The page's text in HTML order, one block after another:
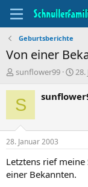
Geburtsberichte
Von einer
T
e
m
n
t
a
t
sunflower99
B
g
a
t
m
28.
S
28. Januar 2003
Letztens rief
einer Bekannten.